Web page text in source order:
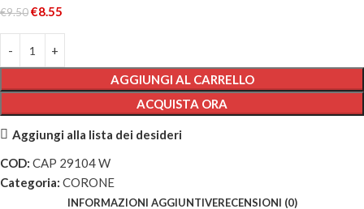
€9.50€8.55
AGGIUNGI AL CARRELLO
ACQUISTA ORA
Aggiungi alla lista dei desideri
COD: CAP 29104 W
Categoria: CORONE
INFORMAZIONI AGGIUNTIVERECENSIONI (0)